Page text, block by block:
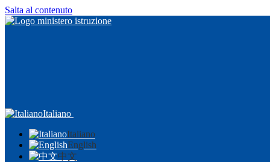
Salta al contenuto
Italiano
Italiano
English
中文